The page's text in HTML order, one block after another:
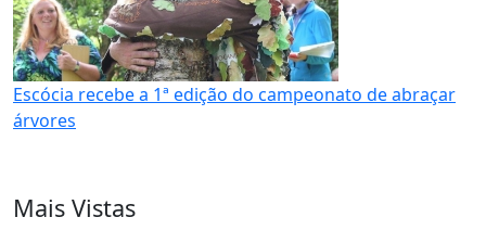
Escócia recebe a 1ª edição do campeonato de abraçar
árvores
Mais Vistas